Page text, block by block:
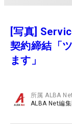
[写真]
契約締結「
ます」
所属ALBA
ALBA Net編